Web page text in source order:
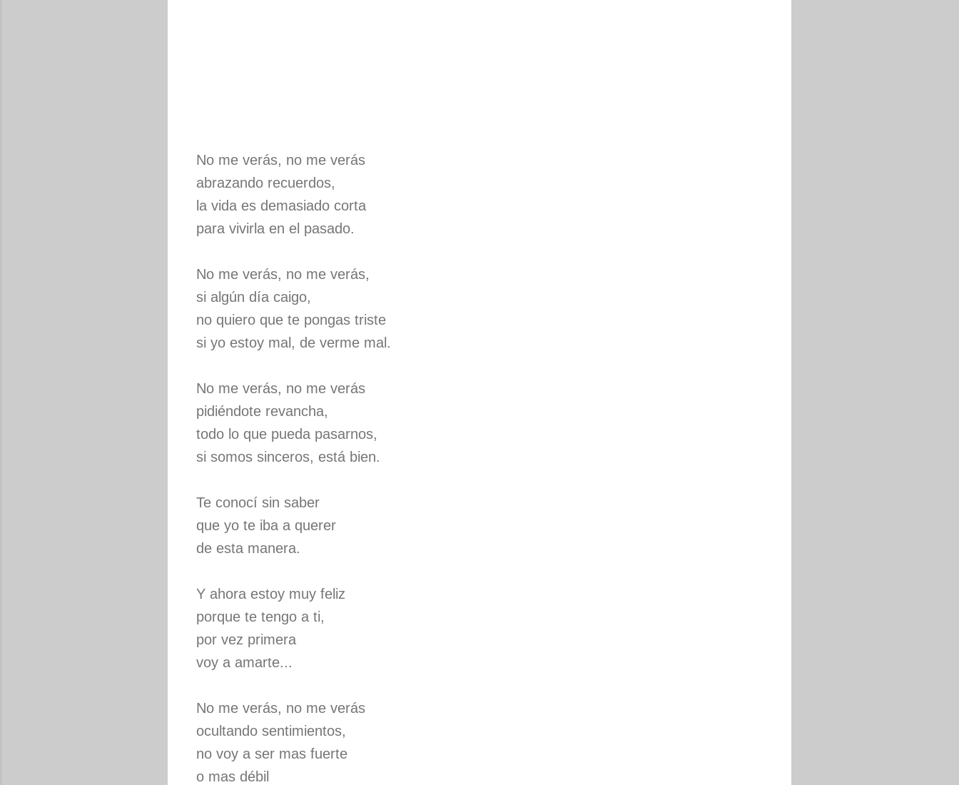
No me verás, no me verás
abrazando recuerdos,
la vida es demasiado corta
para vivirla en el pasado.
No me verás, no me verás,
si algún día caigo,
no quiero que te pongas triste
si yo estoy mal, de verme mal.
No me verás, no me verás
pidiéndote revancha,
todo lo que pueda pasarnos,
si somos sinceros, está bien.
Te conocí sin saber
que yo te iba a querer
de esta manera.
Y ahora estoy muy feliz
porque te tengo a ti,
por vez primera
voy a amarte...
No me verás, no me verás
ocultando sentimientos,
no voy a ser mas fuerte
o mas débil